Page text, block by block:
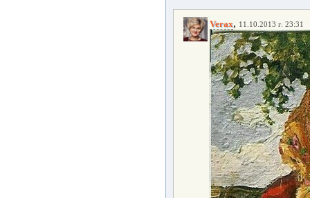
Verax, 11.10.2013 г. 23:31